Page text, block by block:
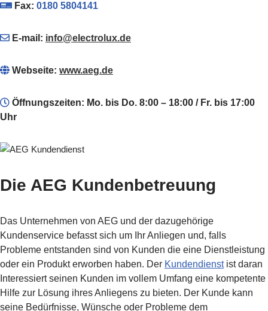
Fax: 0180 5804141
E-mail: info@electrolux.de
Webseite: www.aeg.de
Öffnungszeiten: Mo. bis Do. 8:00 – 18:00 / Fr. bis 17:00
Uhr
Die AEG Kundenbetreuung
Das Unternehmen von AEG und der dazugehörige
Kundenservice befasst sich um Ihr Anliegen und, falls
Probleme entstanden sind von Kunden die eine Dienstleistung
oder ein Produkt erworben haben. Der Kundendienstist daran
Interessiert seinen Kunden im vollem Umfang eine kompetente
Hilfe zur Lösung ihres Anliegens zu bieten. Der Kunde kann
seine Bedürfnisse, Wünsche oder Probleme dem